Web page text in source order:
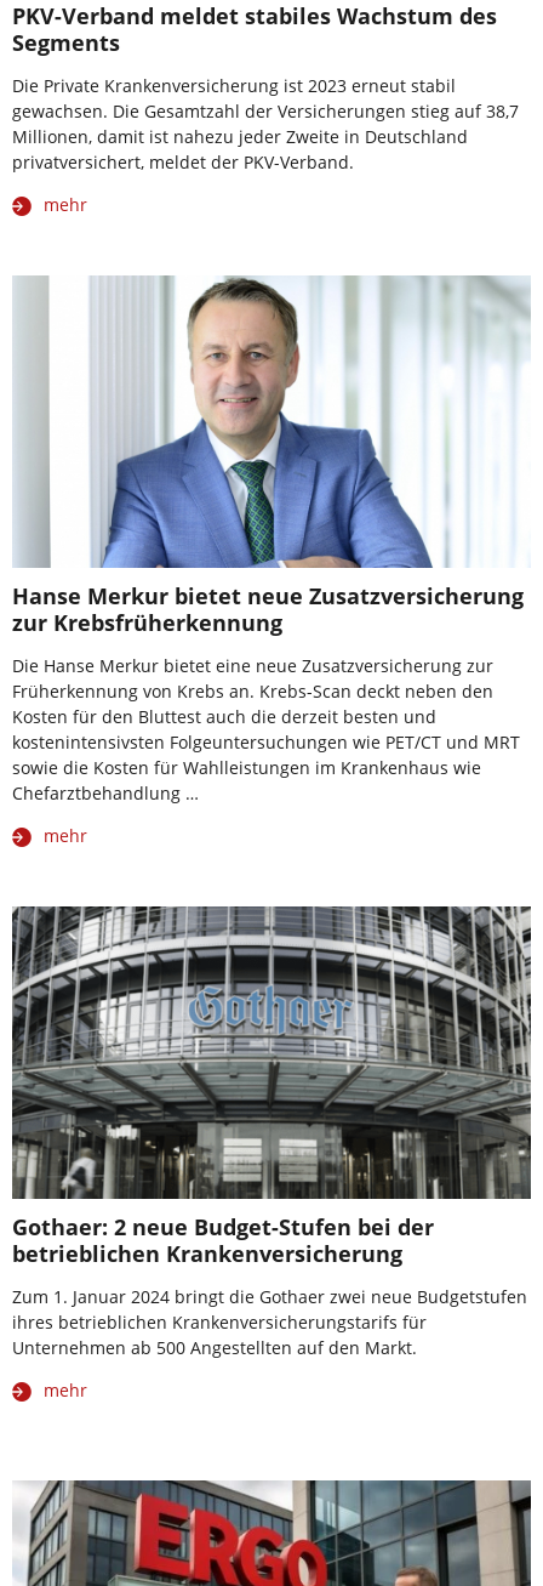
PKV-Verband meldet stabiles Wachstum des
Segments
Die Private Krankenversicherung ist 2023 erneut stabil
gewachsen. Die Gesamtzahl der Versicherungen stieg auf 38,7
Millionen, damit ist nahezu jeder Zweite in Deutschland
privatversichert, meldet der PKV-Verband.
mehr
Hanse Merkur bietet neue Zusatzversicherung
zur Krebsfrüherkennung
Die Hanse Merkur bietet eine neue Zusatzversicherung zur
Früherkennung von Krebs an. Krebs-Scan deckt neben den
Kosten für den Bluttest auch die derzeit besten und
kostenintensivsten Folgeuntersuchungen wie PET/CT und MRT
sowie die Kosten für Wahlleistungen im Krankenhaus wie
Chefarztbehandlung …
mehr
Gothaer: 2 neue Budget-Stufen bei der
betrieblichen Krankenversicherung
Zum 1. Januar 2024 bringt die Gothaer zwei neue Budgetstufen
ihres betrieblichen Krankenversicherungstarifs für
Unternehmen ab 500 Angestellten auf den Markt.
mehr